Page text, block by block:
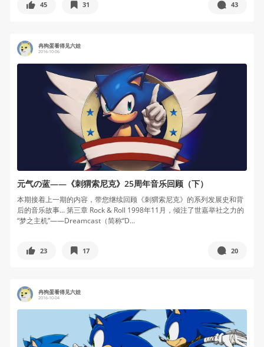
45 31 43
冉狗蛋看得见六娃
2016-10-06
元气の蓝——《刺猬索尼克》25周年音乐回顾（下）
本期接着上一期的内容，带您继续回顾《刺猬索尼克》的系列发展史和背
后的音乐故事... 第三章 Rock & Roll 1998年11月，倾注了世嘉举社之力的
“梦之主机”——Dreamcast（简称“D...
23 17 20
冉狗蛋看得见六娃
2016-10-04